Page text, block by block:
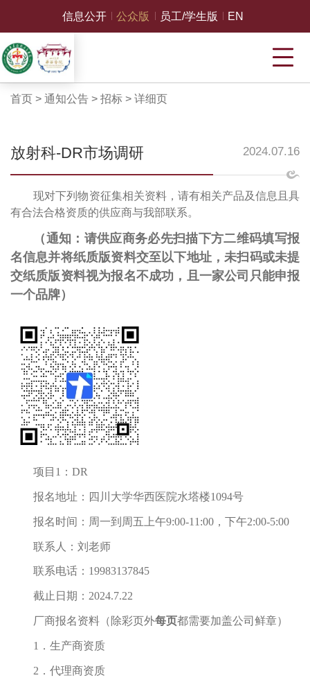
信息公开 公众版 员工/学生版 EN
首页 > 通知公告> 招标> 详细页
放射科-DR市场调研 2024.07.16
现对下列物资征集相关资料，请有相关产品及信息且具
有合法合格资质的供应商与我部联系。
（通知：请供应商务必先扫描下方二维码填写报
名信息并将纸质版资料交至以下地址，未扫码或未提
交纸质版资料视为报名不成功，
且一家公司只能申报
一个品牌）
项目1：DR
报名地址：四川大学华西医院水塔楼1094号
报名时间：周一到周五上午9:00-11:00，下午2:00-5:00
联系人：刘老师
联系电话：19983137845
截止日期：2024.7.22
厂商报名资料（除彩页外每页都需要加盖公司鲜章）
1．生产商资质
2．代理商资质